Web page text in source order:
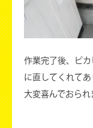
作業完了後、ピ
に直してくれて
大変喜んでおられ